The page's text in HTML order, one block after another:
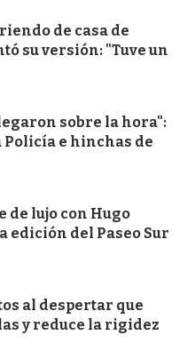
de casa de
su versión: "Tuve un
sobre la hora":
e hinchas de
de lujo con Hugo
edición del Paseo Sur
al despertar que
y reduce la rigidez